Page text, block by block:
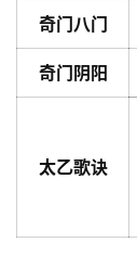
奇门八门
奇门阴阳
太乙歌诀